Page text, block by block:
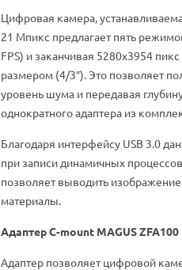
Цифровая камера,
21 Мпикс предлагает пять
FPS) и заканчивая 5280x3954
размером (4/3″). Это позволяет
уровень шума и передавая
однократного адаптера из
Благодаря интерфейсу USB 3.0
при записи динамичных
позволяет выводить
материалы.
Адаптер C-mount MAGUS ZFA100
Адаптер позволяет цифровой